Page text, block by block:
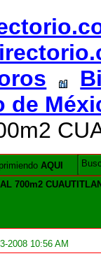
de
AQUI
700m2
2008 10:56 AM